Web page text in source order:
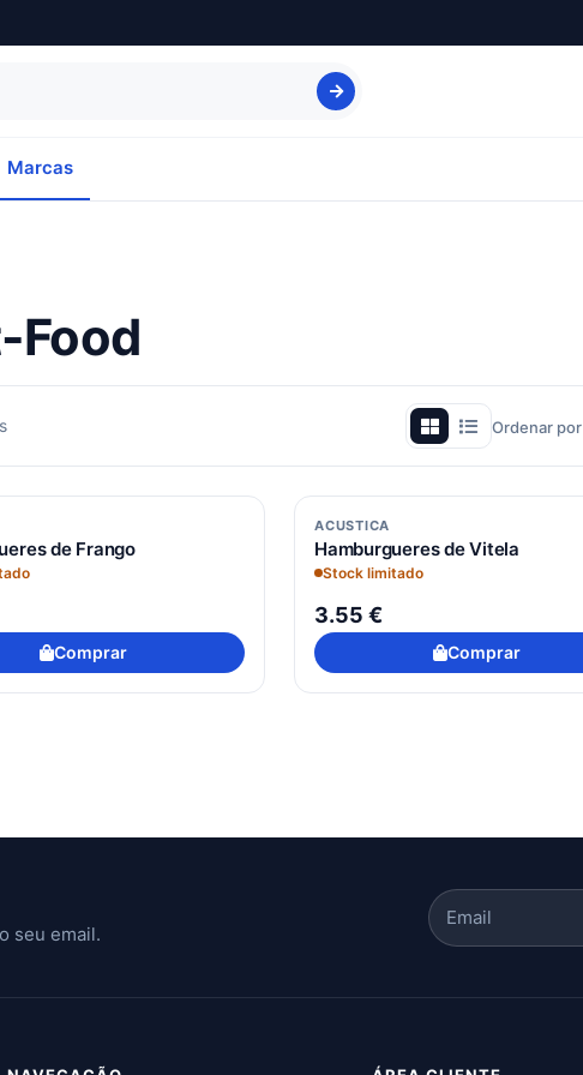
Marcas
Food
Ordenar por
de Frango
Comprar
ACUSTICA
Hamburgueres de Vitela
Stock limitado
3.55 €
Comprar
seu email.